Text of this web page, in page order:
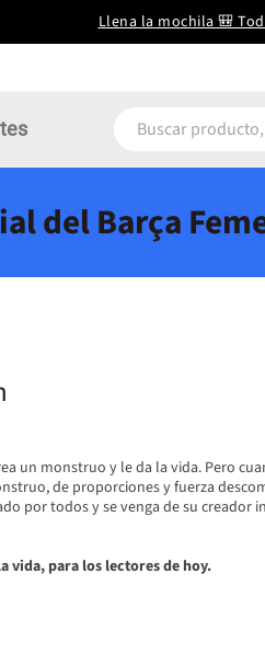
Llena la mochila 🎒
del Barça
un monstruo y le da la vida. Pero
de proporciones y fuerza
por todos y se venga de su creador
vida, para los lectores de hoy.